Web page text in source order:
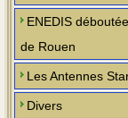
ENEDIS
de Rouen
Les Antennes
Divers